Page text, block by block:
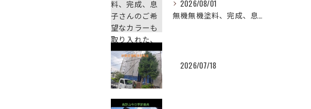
2026/08/01
無機無機塗料、完成、息子さんのご希望なカラーも取り入れた、ツ...
2026/07/18